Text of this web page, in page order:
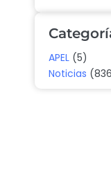
APEL (5)
Noticias